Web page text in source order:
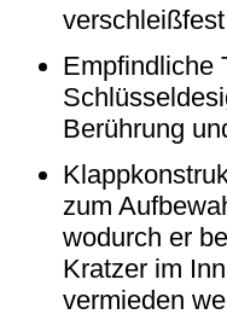
Empfindliche
Berührung
zum
wodurch er
Kratzer im
vermieden